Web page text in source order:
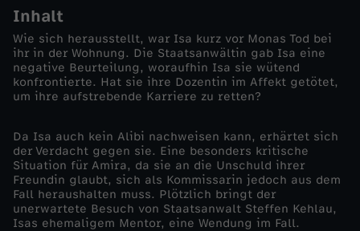
i
n
e
r
S
t
Inhalt
Wie sich herausstellt, war Isa kurz vor Monas Tod bei
ihr in der Wohnung. Die Staatsanwältin gab Isa eine
negative Beurteilung, woraufhin Isa sie wütend
konfrontierte. Hat sie ihre Dozentin im Affekt getötet,
um ihre aufstrebende Karriere zu retten?
Da Isa auch kein Alibi nachweisen kann, erhärtet sich
der Verdacht gegen sie. Eine besonders kritische
Situation für Amira, da sie an die Unschuld ihrer
Freundin glaubt, sich als Kommissarin jedoch aus dem
Fall heraushalten muss. Plötzlich bringt der
unerwartete Besuch von Staatsanwalt Steffen Kehlau,
Isas ehemaligem Mentor, eine Wendung im Fall.